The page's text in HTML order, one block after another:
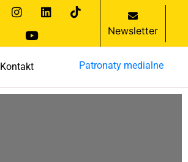
Newsletter
Kontakt Patronaty medialne